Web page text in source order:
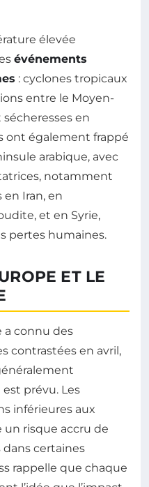
élevée
événements
: cyclones tropicaux
entre le Moyen-
sécheresses en
ont également frappé
arabique, avec
notamment
Iran, en
et en Syrie,
pertes humaines.
ET LE
a connu des
contrastées en avril,
prévu. Les
inférieures aux
un risque accru de
dans certaines
rappelle que chaque